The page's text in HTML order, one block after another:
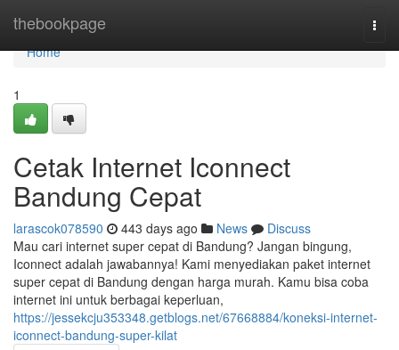
thebookpage
Home
Home
1
Cetak Internet Iconnect
Bandung Cepat
larascok078590 443 days ago News
Discuss
Mau cari internet super cepat di Bandung? Jangan bingung,
Iconnect adalah jawabannya! Kami menyediakan paket internet
super cepat di Bandung dengan harga murah. Kamu bisa coba
internet ini untuk berbagai keperluan,
https://jessekcju353348.getblogs.net/67668884/koneksi-internet-
iconnect-bandung-super-kilat